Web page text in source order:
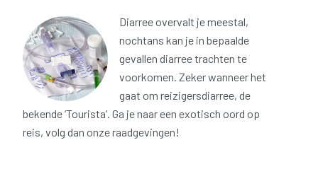
Diarree overvalt je meestal,
nochtans kan je in bepaalde
gevallen diarree trachten te
voorkomen. Zeker wanneer het
gaat om reizigersdiarree, de
bekende ‘Tourista’. Ga je naar een exotisch oord op
reis, volg dan onze raadgevingen!